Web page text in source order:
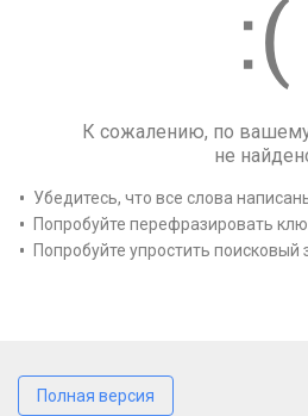
К сожалению, по вашему
не
Убедитесь, что все слова
Попробуйте перефразировать
Попробуйте упростить поисковый
Полная версия